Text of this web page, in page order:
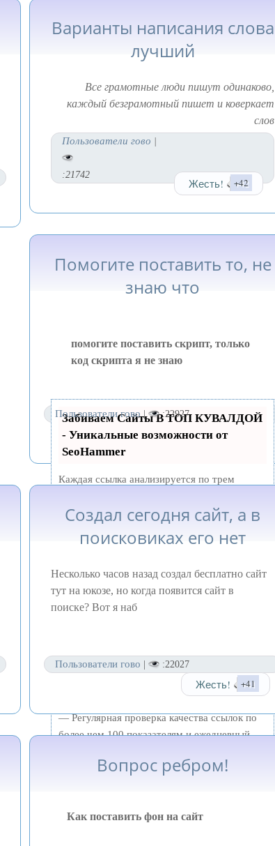
Варианты написания слова
лучший
Все грамотные люди пишут одинаково,
каждый безграмотный пишет и коверкает
слов
Пользователи гово |
:21742
Жесть! +42
Помогите поставить то, не
знаю что
помогите поставить скрипт, только
код скрипта я не знаю
Забиваем Сайты В ТОП КУВАЛДОЙ
- Уникальные возможности от
SeoHammer
Каждая ссылка анализируется по трем
SeoHammer делает продвижение сайта
вечные ссылки, статьи, упоминания, пресс-
потенциал SeoHammer для продвижения
вашего сайта.
интеллектуальный подбор запросов, покупка
самых лучших ссылок с высокой степенью
— Регулярная проверка качества ссылок по
более чем 100 показателям и ежедневный
— Все известные форматы ссылок: арендные
релизы).
Пользователи гово | :22927
Жесть!
Создал сегодня сайт, а в
поисковиках его нет
Несколько часов назад создал бесплатно сайт
тут на юкозе, но когда появится сайт в
поиске? Вот я наб
Пользователи гово | :22027
Жесть! +41
Вопрос ребром!
Как поставить фон на сайт